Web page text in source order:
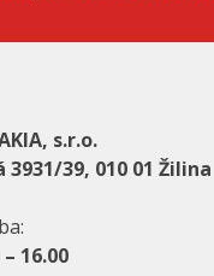
s.r.o.
39, 010 01 Žilina
– 16.00